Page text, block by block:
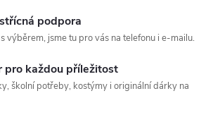
podpora
výběrem, jsme tu pro vás na telefonu i e-mailu.
pro každou příležitost
školní potřeby, kostýmy i originální dárky na